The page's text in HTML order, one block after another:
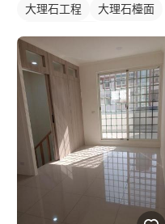
大理石工程
大理石檯面